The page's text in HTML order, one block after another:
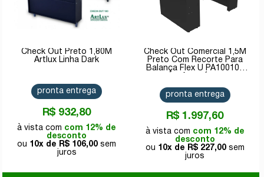
Check Out Preto 1,80M
Artlux Linha Dark
R$ 932,80
com 12% de
desconto
10x de
R$ 106,00
pronta entrega
Check Out Comercial 1,5M
Preto Com Recorte Para
Balança Flex U PA100103
R$ 1.997,60
com 12% de
desconto
10x de
R$ 227,00
pronta entrega